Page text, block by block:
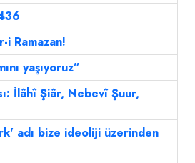
i Ramazan!
yaşıyoruz”
İlâhî Şiâr, Nebevî Şuur,
adı bize ideoliji üzerinden